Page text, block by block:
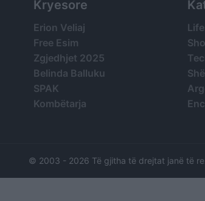
Kryesore
Erion Veliaj
Free Esim
Zgjedhjet 2025
Belinda Balluku
SPAK
Kombëtarja
© 2003 - 2026 Të gjitha të drejtat janë të